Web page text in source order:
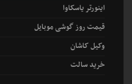
اینورتر یاسکاوا
قیمت روز گوشی موبایل
وکیل کاشان
خرید سالت